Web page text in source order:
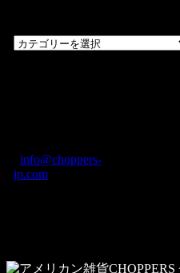
過
テ
ゴ
info@choppers-
jp.com